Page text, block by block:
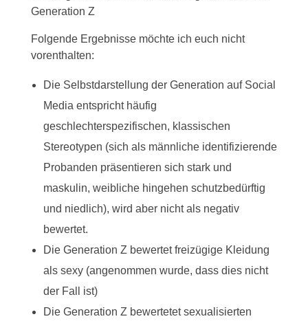
Folgende Ergebnisse möchte ich euch nicht
vorenthalten:
Die Selbstdarstellung der Generation auf Social
Media entspricht häufig
geschlechterspezifischen, klassischen
Stereotypen (sich als männliche identifizierende
Probanden präsentieren sich stark und
maskulin, weibliche hingehen schutzbedürftig
und niedlich), wird aber nicht als negativ
bewertet.
Die Generation Z bewertet freizügige Kleidung
als sexy (angenommen wurde, dass dies nicht
der Fall ist)
Die Generation Z bewertetet sexualisierten